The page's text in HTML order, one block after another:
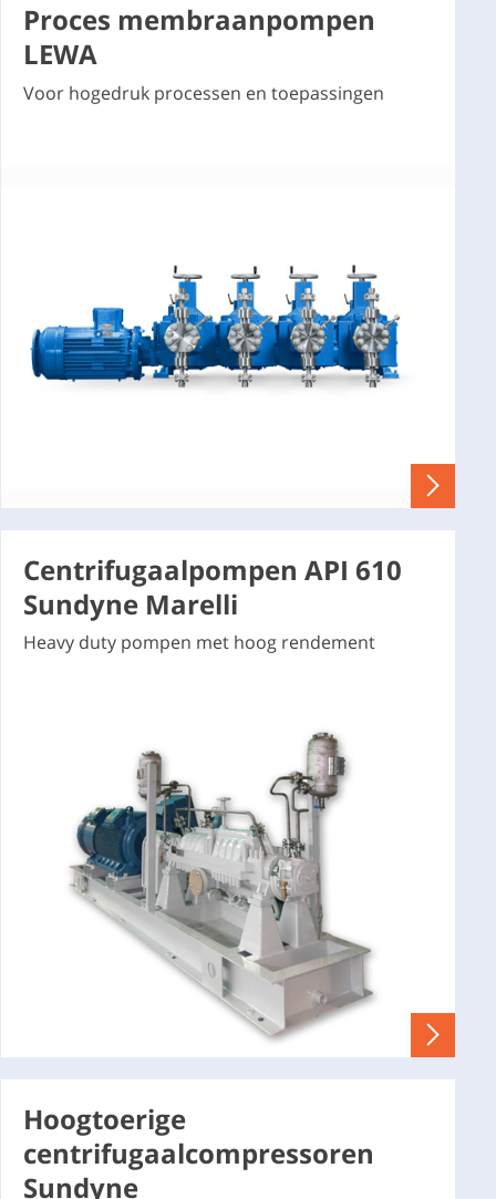
Proces membraanpompen
LEWA
Voor hogedruk processen en toepassingen
Centrifugaalpompen API 610
Sundyne Marelli
Heavy duty pompen met hoog rendement
Hoogtoerige
centrifugaalcompressoren
Sundyne